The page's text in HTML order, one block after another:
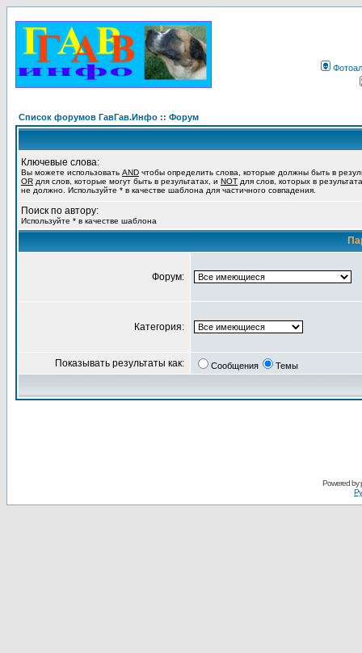
Список форумов ГавГав.Инфо :: Форум
Ключевые слова:
Вы можете использовать AND чтобы определить слова, которые должны быть в
OR для слов, которые могут быть в результатах, и NOT для слов, которых в
не должно. Используйте * в качестве шаблона для частичного совпадения.
Поиск по автору:
Используйте * в качестве шаблона
Форум:
Категория:
Показывать результаты как: Сообщения Темы
Powered by